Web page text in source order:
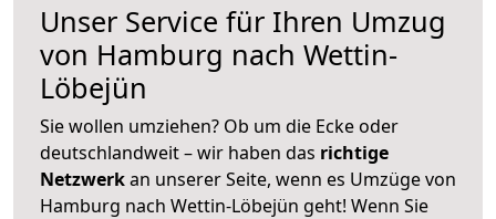
Unser Service für Ihren Umzug
von Hamburg nach Wettin-
Löbejün
Sie wollen umziehen? Ob um die Ecke oder
deutschlandweit – wir haben das richtige
Netzwerkan unserer Seite, wenn es Umzüge von
Hamburg nach Wettin-Löbejün geht! Wenn Sie